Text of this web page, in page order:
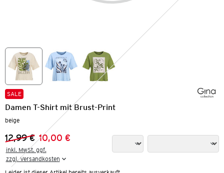
SALE
Damen T-Shirt mit Brust-Print
beige
Vorheriger Preis:
12,99 €
Neuer Preis:
10,00 €
inkl. MwSt. ggf.
zzgl. Versandkosten